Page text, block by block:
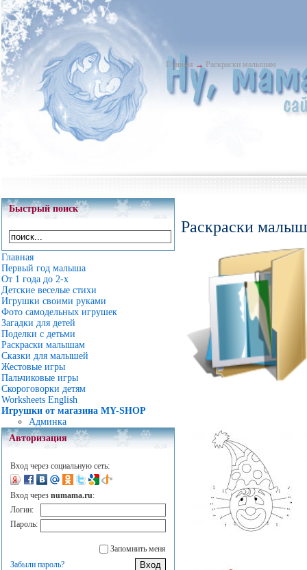
Главная → Раскраски малышам
Быстрый поиск
Главная
Первый год малыша
От 1 года до 2-х
Детские веселые стихи
Игрушки своими руками
Фото самодельных игрушек
Загадки для детей
Поделки с детьми
Раскраски малышам
Сказки для малышей
Жестовые игры
Пальчиковые игры
Скороговорки детям
Worksheets English
Игрушки от магазина MY-SHOP
Админка
Авторизация
Вход через социальную сеть:
Вход через numama.ru:
Логин:
Пароль:
Запомнить меня
Забыли пароль?
Раскраски